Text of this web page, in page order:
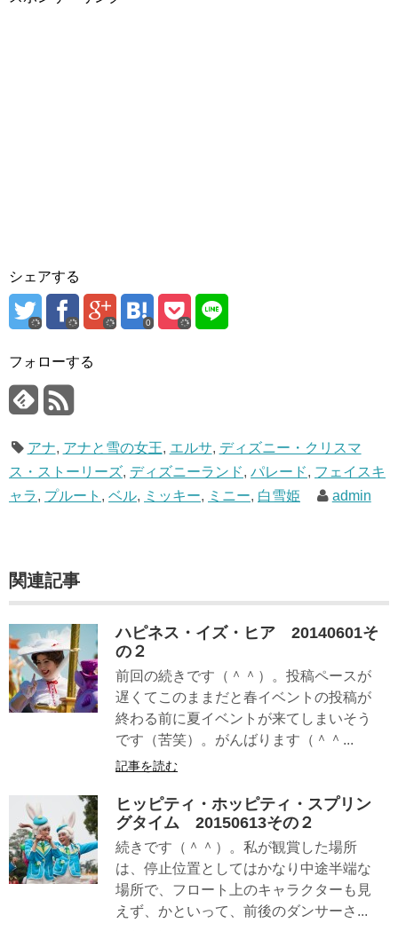
シェアする
0
フォローする
アナ, アナと雪の女王, エルサ, ディズニー・クリスマ
ス・ストーリーズ, ディズニーランド, パレード, フェイスキ
ャラ, プルート , ベル, ミッキー, ミニー, 白雪姫 admin
関連記事
ハピネス・イズ・ヒア 20140601そ
の２
前回の続きです（＾＾）。投稿ペースが
遅くてこのままだと春イベントの投稿が
終わる前に夏イベントが来てしまいそう
です（苦笑）。がんばります（＾＾...
記事を読む
ヒッピティ・ホッピティ・スプリン
グタイム 20150613その２
続きです（＾＾）。私が観賞した場所
は、停止位置としてはかなり中途半端な
場所で、フロート上のキャラクターも見
えず、かといって、前後のダンサーさ...